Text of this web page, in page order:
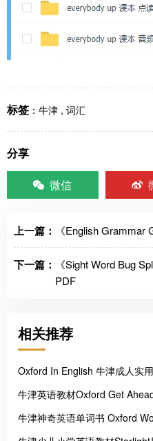
标签 ： 牛津 , 词汇
分享
微信
上一篇： 《English
下一篇：
《Sight Word Bug
PDF
相关推荐
Oxford In English 牛津成人实
牛津英语教材Oxford Get
牛津神奇英语单词书 Oxford